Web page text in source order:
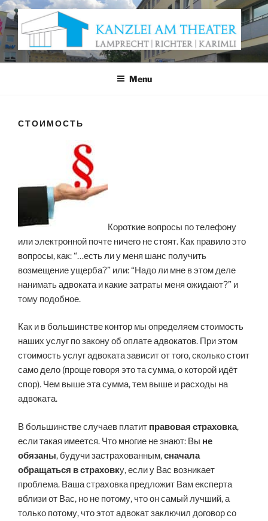
Skip
to
content
KANZLEI AM THEATER
Anwaltskanzlei Würzburg
Menu
СТОИМОСТЬ
Короткие вопросы по телефону
или электронной почте ничего не стоят. Как правило это
вопросы, как: “…есть ли у меня шанс получить
возмещение ущерба?” или: “Надо ли мне в этом деле
нанимать адвоката и какие затраты меня ожидают?” и
тому подобное.
Как и в большинстве контор мы определяем стоимость
наших услуг по закону об оплате адвокатов. При этом
стоимость услуг адвоката зависит от того, сколько стоит
само дело (проще говоря это та сумма, о которой идёт
спор). Чем выше эта сумма, тем выше и расходы на
адвоката.
В большинстве случаев платит правовая страховка,
если такая имеется. Что многие не знают: Вы не
обязаны, будучи застрахованным,сначала
обращаться в страховку, если у Вас возникает
проблема. Ваша страховка предложит Вам експерта
вблизи от Вас, но не потому, что он самый лучший, а
только потому, что этот адвокат заключил договор со